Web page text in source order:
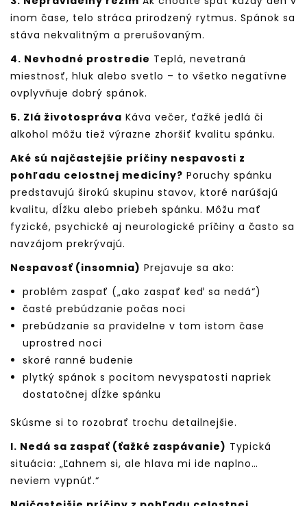
inom čase, telo stráca prirodzený rytmus. Spánok sa
stáva nekvalitným a prerušovaným.
4. Nevhodné prostredie Teplá, nevetraná
miestnosť, hluk alebo svetlo – to všetko negatívne
ovplyvňuje dobrý spánok.
5. Zlá životospráva Káva večer, ťažké jedlá či
alkohol môžu tiež výrazne zhoršiť kvalitu spánku.
Aké sú najčastejšie príčiny nespavosti z
pohľadu celostnej medicíny? Poruchy spánku
predstavujú širokú skupinu stavov, ktoré narúšajú
kvalitu, dĺžku alebo priebeh spánku. Môžu mať
fyzické, psychické aj neurologické príčiny a často sa
navzájom prekrývajú.
Nespavosť (insomnia) Prejavuje sa ako:
problém zaspať („ako zaspať keď sa nedá“)
časté prebúdzanie počas noci
prebúdzanie sa pravidelne v tom istom čase
uprostred noci
skoré ranné budenie
plytký spánok s pocitom nevyspatosti napriek
dostatočnej dĺžke spánku
Skúsme si to rozobrať trochu detailnejšie.
I. Nedá sa zaspať (ťažké zaspávanie) Typická
situácia: „Ľahnem si, ale hlava mi ide naplno…
neviem vypnúť.“